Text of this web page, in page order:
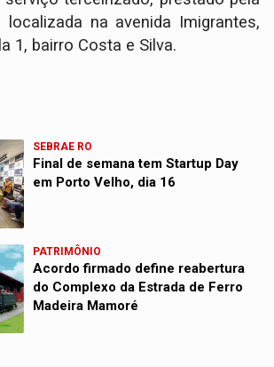
localizada na avenida Imigrantes,
1, bairro Costa e Silva.
SEBRAE RO
Final de semana tem Startup Day
em Porto Velho, dia 16
PATRIMÔNIO
Acordo firmado define reabertura
do Complexo da Estrada de Ferro
Madeira Mamoré